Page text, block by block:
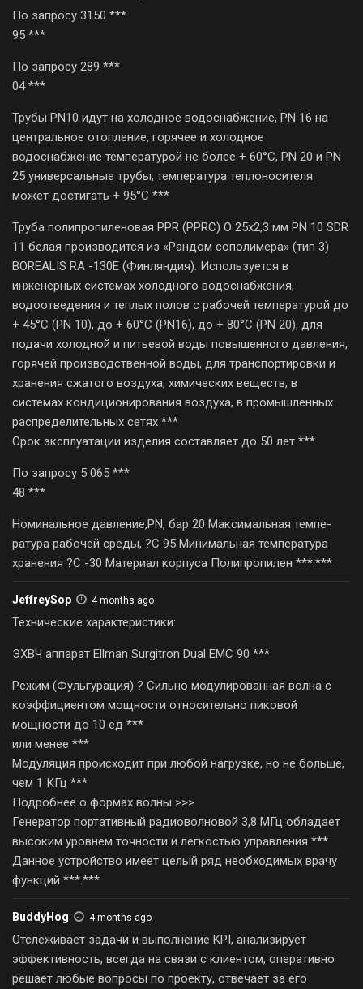
По запросу 3150 ***
95 ***
По запросу 289 ***
04 ***
Трубы PN10 идут на холодное водоснабжение, PN 16 на
центральное отопление, горячее и холодное
водоснабжение температурой не более + 60°С, PN 20 и PN
25 универсальные трубы, температура теплоносителя
может достигать + 95°С ***
Труба полипропиленовая PPR (PPRC) O 25х2,3 мм PN 10 SDR
11 белая производится из «Рандом сополимера» (тип 3)
BOREALIS RA -130E (Финляндия). Используется в
инженерных системах холодного водоснабжения,
водоотведения и теплых полов с рабочей температурой до
+ 45°С (PN 10), до + 60°С (PN16), до + 80°С (PN 20), для
подачи холодной и питьевой воды повышенного давления,
горячей производственной воды, для транспортировки и
хранения сжатого воздуха, химических веществ, в
системах кондиционирования воздуха, в промышленных
распределительных сетях ***
Срок эксплуатации изделия составляет до 50 лет ***
По запросу 5 065 ***
48 ***
Номи­наль­ное дав­ле­ние,PN, бар 20 Макси­маль­ная темпе­
рату­ра ра­бочей среды, ?С 95 Мини­мальная темпе­ратура
хране­ния ?С -30 Мате­риал кор­пуса Полип­ропи­лен ***.***
JeffreySop 4 months ago
Технические характеристики:
ЭХВЧ аппарат Ellman Surgitron Dual EMC 90 ***
Режим (Фульгурация) ? Сильно модулированная волна с
коэффициентом мощности относительно пиковой
мощности до 10 ед ***
или менее ***
Модуляция происходит при любой нагрузке, но не больше,
чем 1 КГц ***
Подробнее о формах волны >>>
Генератор портативный радиоволновой 3,8 МГц обладает
высоким уровнем точности и легкостью управления ***
Данное устройство имеет целый ряд необходимых врачу
функций ***.***
BuddyHog 4 months ago
Отслеживает задачи и выполнение KPI, анализирует
эффективность, всегда на связи с клиентом, оперативно
решает любые вопросы по проекту, отвечает за его